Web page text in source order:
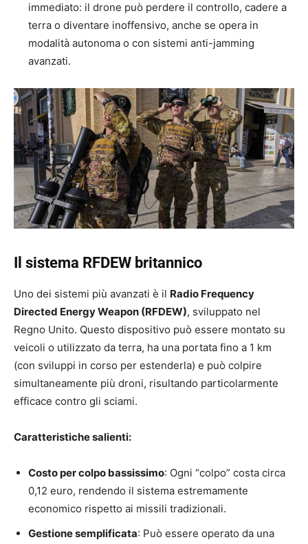
immediato: il drone può perdere il controllo, cadere a
terra o diventare inoffensivo, anche se opera in
modalità autonoma o con sistemi anti-jamming
avanzati.
Il sistema RFDEW britannico
Uno dei sistemi più avanzati è il Radio Frequency
Directed Energy Weapon (RFDEW), sviluppato nel
Regno Unito. Questo dispositivo può essere montato su
veicoli o utilizzato da terra, ha una portata fino a 1 km
(con sviluppi in corso per estenderla) e può colpire
simultaneamente più droni, risultando particolarmente
efficace contro gli sciami.
Caratteristiche salienti:
Costo per colpo bassissimo: Ogni “colpo” costa circa
0,12 euro, rendendo il sistema estremamente
economico rispetto ai missili tradizionali.
Gestione semplificata: Può essere operato da una